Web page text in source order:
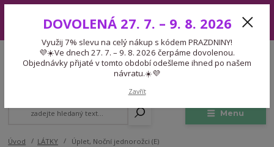
7. – 9. 8. 2026 čerpáme dovolenou. Objednávky přijaté v tomto období
odešleme ihned po našem návratu.☀️💜
Menu
CZK
Expedice 775 866 913
Po-Čt 9-15:30 Pá 9-14:30 Pauza 13-13:45
Úvod LÁTKY Úplet, Noční jednorožci (E)
DOVOLENÁ 27. 7. – 9. 8. 2026
Využij 7% slevu na celý nákup s kódem PRAZDNINY!
💜☀️Ve dnech 27. 7. – 9. 8. 2026 čerpáme dovolenou.
Objednávky přijaté v tomto období odešleme ihned po našem
návratu.☀️💜
Zavřít